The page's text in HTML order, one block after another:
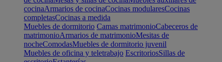
cocinaArmarios de cocinaCocinas modularesCocinas
completasCocinas a medida
Muebles de dormitorio Camas matrimonioCabeceros de
matrimonioArmarios de matrimonioMesitas de
nocheComodasMuebles de dormitorio juvenil
Muebles de oficina y teletrabajo EscritoriosSillas de